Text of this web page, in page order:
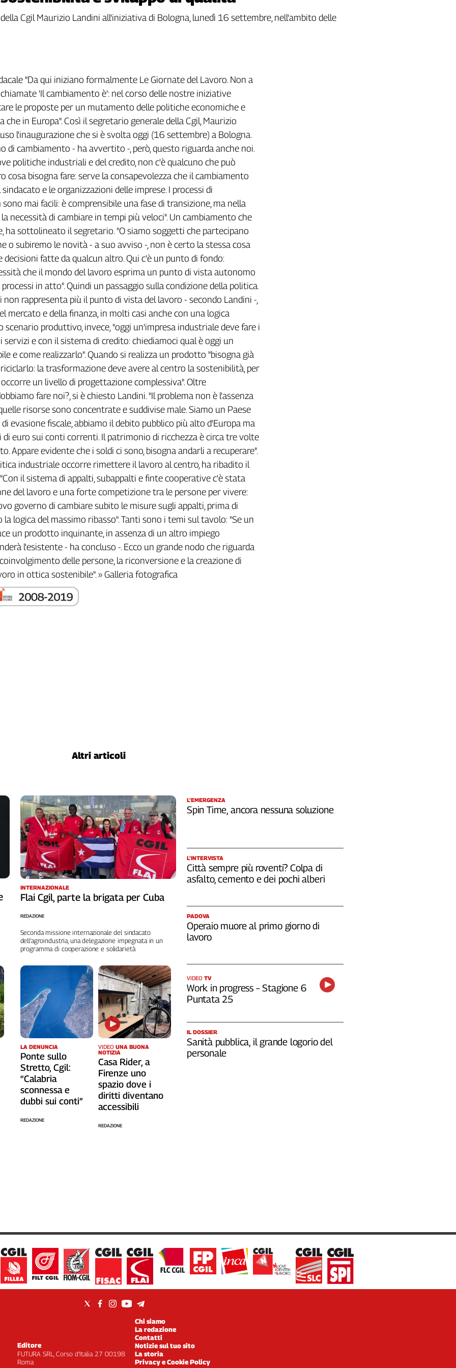
Cgil Maurizio Landini all'iniziativa di Bologna, lunedì 16 settembre, nell'ambito delle
acale "Da qui iniziano formalmente L eGiornatedel L avoro. Non a
chiamate 'Il cambiamento è': nel corso delle nostre iniziative
are le proposte per un mutamento delle politicheeconomichee
a che in Europa".Così il segretario generaledella Cgil Maurizio
uso l'inaugurazionechesi èsvolta oggi (16 settembre) a Bologna.
o di cambiamento - ha avvertito - però questo riguarda anche noi.
ve politiche industriali edel credito non c'èqualcuno che può
o cosa bisogna fare:serve la consapevolezza che il cambiamento
sindacato e leorganizzazioni delle imprese. I processi di
sono mai facili:ècomprensibile una fasedi transizione ma nella
la necessità di cambiare in tempi più veloci". Un cambiamento che
ha sottolineato il segretario. "Osiamo soggetti che partecipano
eo subiremo le novità - a suo avviso - non ècerto la stessa cosa
decisioni fatteda qualcun altro.Qui c'è un punto di fondo:
ssità che il mondo del lavoro esprima un punto di vista autonomo
processi in atto".Quindi un passaggio sulla condizionedella politica.
i non rappresenta più il punto di vista del lavoro - secondo L andini -
el mercato edella fnanza in molti casi anchecon una logica
scenario produttivo invece "oggi un'impresa industrialedevefare i
i servizi econ il sistema di credito:chiediamoci qual èoggi un
ileecome realizzarlo".Quando si realizza un prodotto "bisogna già
riciclarlo: la trasformazionedeveavereal centro la sostenibilità per
occorre un livello di progettazionecomplessiva".Oltre
obbiamo fare noi? si èchiesto L andini. "Il problema non è l'assenza
uelle risorsesono concentrateesuddivise male.Siamo un Paese
di evasionefscale abbiamo il debito pubblico più alto d'Europa ma
i di euro sui conti correnti. Il patrimonio di ricchezza ècirca trevolte
to.Appareevidenteche i soldi ci sono bisogna andarli a recuperare".
itica industrialeoccorre rimettere il lavoro al centro ha ribadito il
"Con il sistema di appalti subappalti efntecooperativec'èstata
nedel lavoro e una fortecompetizionetra le persone pervivere:
vo governo di cambiaresubito le misuresugli appalti prima di
la logica del massimo ribasso".Tanti sono i temi sul tavolo: "Se un
ce un prodotto inquinante in assenza di un altro impiego
nderà l'esistente- ha concluso -. Ecco un grande nodo che riguarda
coinvolgimento delle persone la riconversionee la creazionedi
oro in ottica sostenibile".»Galleria fotografca
Altri articoli
INTERNAZIONALE
Flai Cgil, parte la brigata per Cuba
Seconda missione internazionale del sindacato
dell’agroindustria, una delegazione impegnata in un
programma di cooperazione e solidarietà
REDAZIONE
LA DENUNCIA
Ponte sullo
Stretto, Cgil:
“Calabria
sconnessa e
dubbi sui conti”
REDAZIONE
VIDEO UNA BUONA
NOTIZIA
Casa Rider, a
Firenze uno
spazio dove i
diritti diventano
accessibili
REDAZIONE
L’EMERGENZA
Spin Time, ancora nessuna soluzione
L’INTERVISTA
Città sempre più roventi? Colpa di
asfalto, cemento e dei pochi alberi
PADOVA
Operaio muore al primo giorno di
lavoro
VIDEO TV
Work in progress – Stagione 6
Puntata 25
IL DOSSIER
Sanità pubblica, il grande logorio del
personale
Editore
FUTURA SRL, Corso d’Italia 27 00198
Roma
Chi siamo
La redazione
Contatti
Notizie sul tuo sito
La storia
Privacy e Cookie Policy